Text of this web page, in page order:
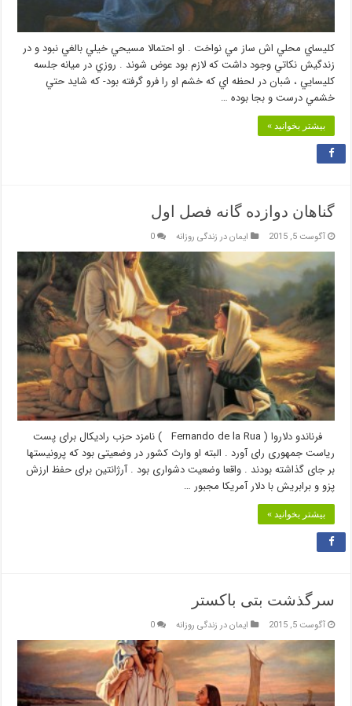
كليساي محلي اش ساز مي نواخت . او احتمالا مسيحي خيلي بالغي نبود و در
زندگيش نكاتي وجود داشت كه لازم بود عوض شوند . روزي در ميانه جلسه
كليسايي ، شبان در لحظه اي كه خشم او را فرو گرفته بود- كه شايد حتي
خشمي درست و بجا بوده …
بیشتر بخوانید »
گناهان دوازده گانه فصل اول
آگوست 5, 2015 ایمان در زندگی روزانه 0
فرناندو دلاروا ( Fernando de la Rua ) نامزد حزب رادیکال برای پست
ریاست جمهوری رای آورد . البته او وارث کشور در وضعیتی بود که پرونیستها
بر جای گذاشته بودند . واقعا وضعیت دشواری بود . آرژانتین برای حفظ ارزش
پزو و برابریش با دلار آمریکا مجبور …
بیشتر بخوانید »
سرگذشت بتی باکستر
آگوست 5, 2015 ایمان در زندگی روزانه 0